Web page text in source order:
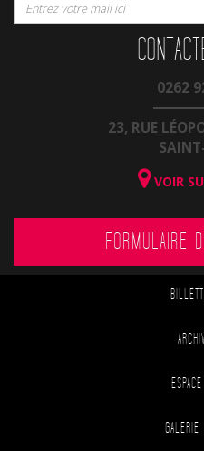
0262
23, RUE
VOIR
FORMULAIRE
GALERIE